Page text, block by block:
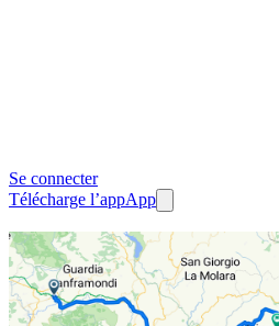
Se connecter
Télécharge l’appApp